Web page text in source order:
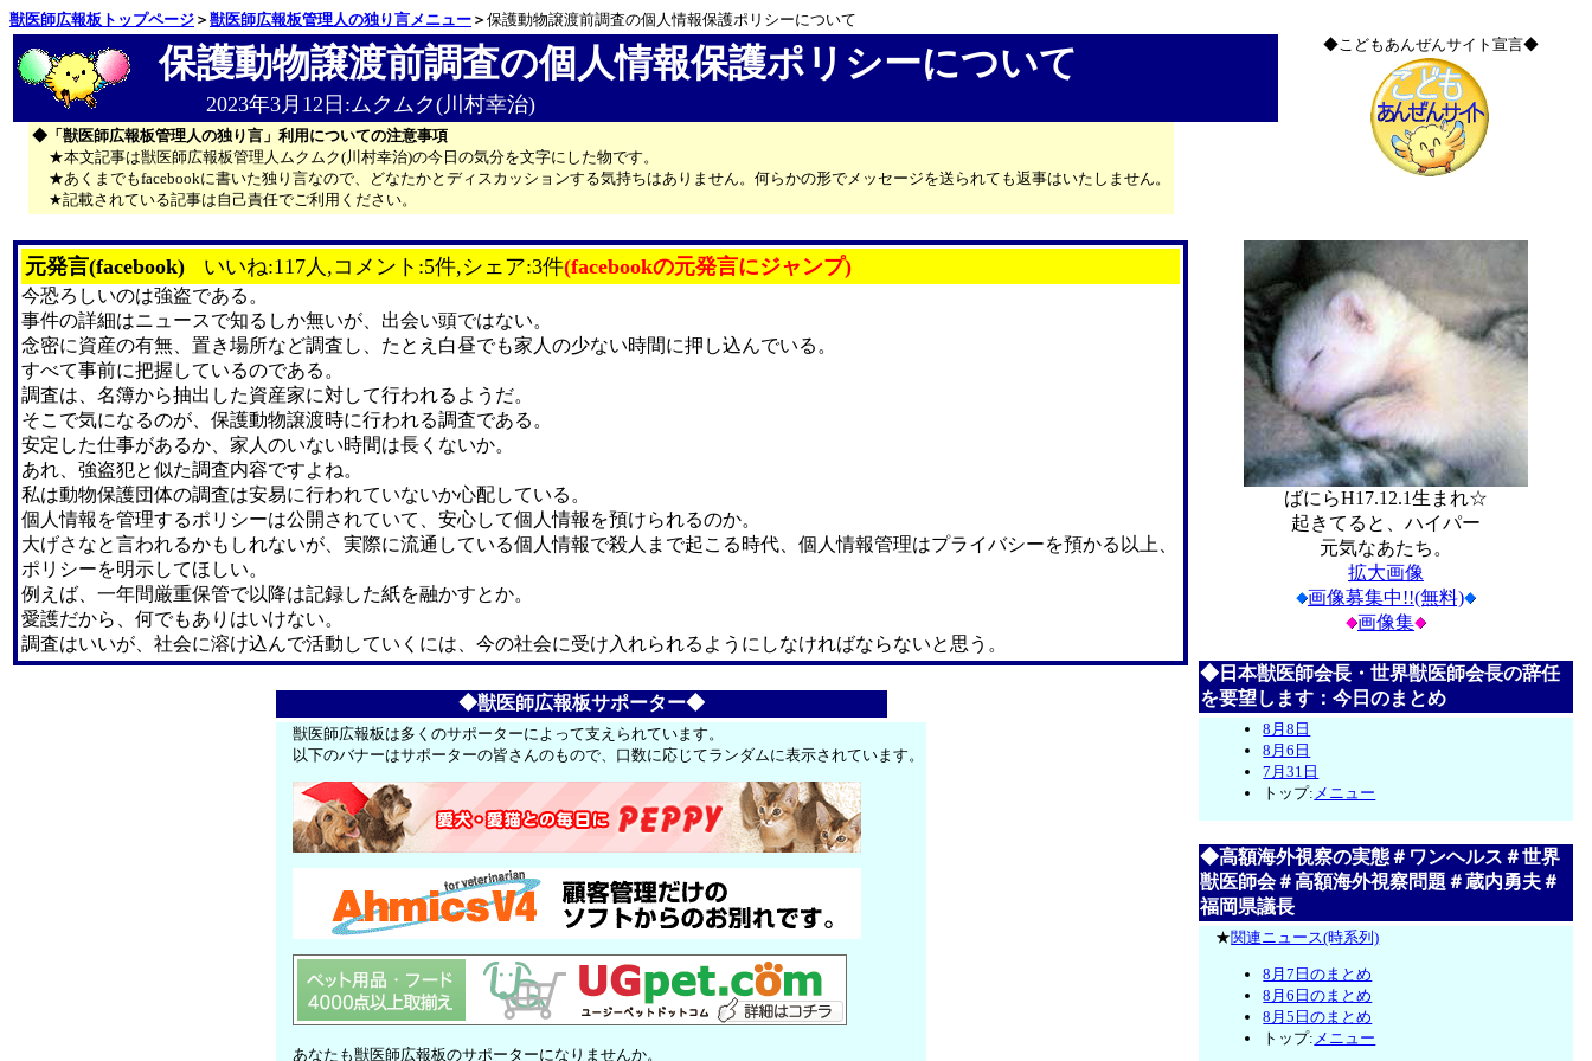
獣医師広報板トップページ ＞ 獣医師広報板管理人の独り言メニュー ＞ 保護動物譲渡前調査の個人情報保護ポリシーについて
保護動物譲渡前調査の個人情報保護ポリシーについて
2023年3月12日:ムクムク(川村幸治)
◆「獣医師広報板管理人の独り言」利用についての注意事項
★本文記事は獣医師広報板管理人ムクムク(川村幸治)の今日の気分を文字にした物です。
★あくまでもfacebookに書いた独り言なので、どなたかとディスカッションする気持ちはありません。何らかの形でメッセージを送られても返事はいたしません。
★記載されている記事は自己責任でご利用ください。
◆こどもあんぜんサイト宣言◆
元発言(facebook) いいね:117人,コメント:5件,シェア:3件(facebookの元発言にジャンプ)
今恐ろしいのは強盗である。
事件の詳細はニュースで知るしか無いが、出会い頭ではない。
念密に資産の有無、置き場所など調査し、たとえ白昼でも家人の少ない時間に押し込んでいる。
すべて事前に把握しているのである。
調査は、名簿から抽出した資産家に対して行われるようだ。
そこで気になるのが、保護動物譲渡時に行われる調査である。
安定した仕事があるか、家人のいない時間は長くないか。
あれ、強盗犯と似た調査内容ですよね。
私は動物保護団体の調査は安易に行われていないか心配している。
個人情報を管理するポリシーは公開されていて、安心して個人情報を預けられるのか。
大げさなと言われるかもしれないが、実際に流通している個人情報で殺人まで起こる時代、個人情報管理はプライバシーを預かる以上、
ポリシーを明示してほしい。
例えば、一年間厳重保管で以降は記録した紙を融かすとか。
愛護だから、何でもありはいけない。
調査はいいが、社会に溶け込んで活動していくには、今の社会に受け入れられるようにしなければならないと思う。
◆獣医師広報板サポーター◆
獣医師広報板は多くのサポーターによって支えられています。
以下のバナーはサポーターの皆さんのもので、口数に応じてランダムに表示されています。
あなたも獣医師広報板のサポーターになりませんか。
ばにらH17.12.1生まれ☆
起きてると、ハイパー
元気なあたち。
拡大画像
画像募集中!!(無料)
画像集
◆日本獣医師会長・世界獣医師会長の辞任
を要望します：今日のまとめ
8月8日
8月6日
7月31日
トップ: メニュー
◆高額海外視察の実態＃ワンヘルス＃世界
獣医師会＃高額海外視察問題＃蔵内勇夫＃
福岡県議長
★関連ニュース(時系列)
8月7日のまとめ
8月6日のまとめ
8月5日のまとめ
トップ: メニュー